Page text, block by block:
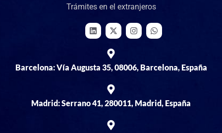
Trámites en el extranjeros
Barcelona: Vía Augusta 35, 08006, Barcelona, España
Madrid: Serrano 41, 280011, Madrid, España